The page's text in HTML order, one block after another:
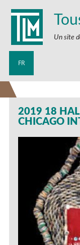
Un site
FR
2019 18
CHICAGO